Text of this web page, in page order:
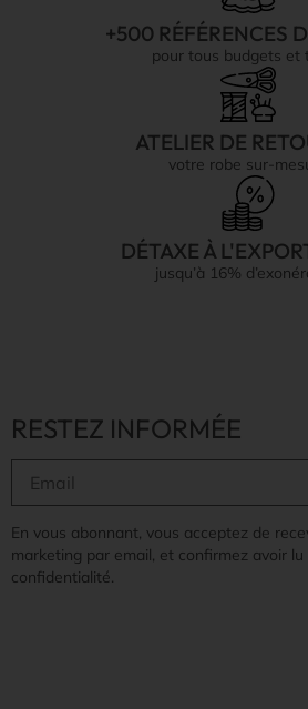
+500 RÉFÉRENCES
pour tous budgets et
ATELIER DE
votre robe sur-
DÉTAXE À
jusqu’à 16%
RESTEZ INFORMÉE
En vous abonnant, vous acceptez de
marketing par email, et confirmez avoir
confidentialité.